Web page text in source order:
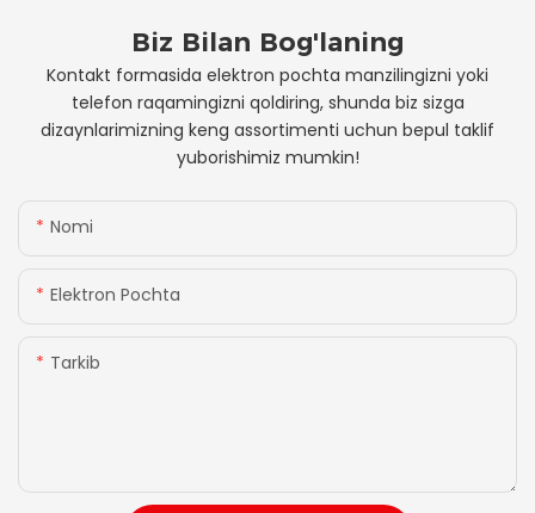
Biz Bilan Bog'laning
Kontakt formasida elektron pochta manzilingizni yoki
telefon raqamingizni qoldiring, shunda biz sizga
dizaynlarimizning keng assortimenti uchun bepul taklif
yuborishimiz mumkin!
Nomi
Elektron Pochta
Tarkib